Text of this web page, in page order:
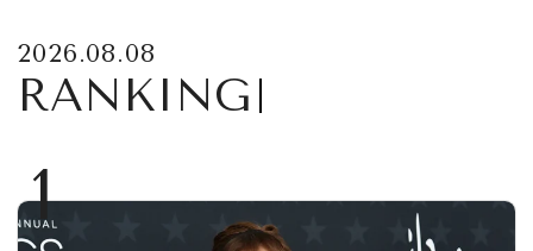
2026.08.08
RANKING
1